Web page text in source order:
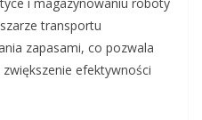
transportu
zapasami, co pozwala
efektywności